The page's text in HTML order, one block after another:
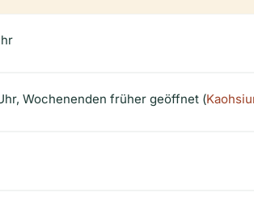
Wochenenden früher geöffnet (